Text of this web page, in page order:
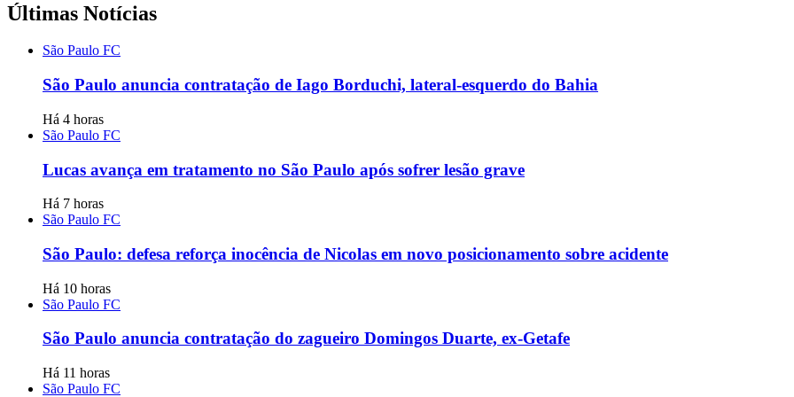
Últimas Notícias
São Paulo FC
São Paulo anuncia contratação de Iago Borduchi, lateral-esquerdo do Bahia
Há 4 horas
São Paulo FC
Lucas avança em tratamento no São Paulo após sofrer lesão grave
Há 7 horas
São Paulo FC
São Paulo: defesa reforça inocência de Nicolas em novo posicionamento sobre acidente
Há 10 horas
São Paulo FC
São Paulo anuncia contratação do zagueiro Domingos Duarte, ex-Getafe
Há 11 horas
São Paulo FC